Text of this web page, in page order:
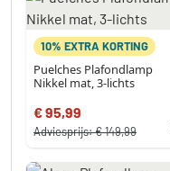
10% EXTRA KORTING
Puelches Plafondlamp
Nikkel mat, 3-lichts
€ 95,99
Adviesprijs:€ 149,99